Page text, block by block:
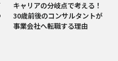
キャリアの分岐点で考える！
30歳前後のコンサルタントが
事業会社へ転職する理由